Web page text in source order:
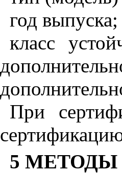
год выпуска;
класс
При
5